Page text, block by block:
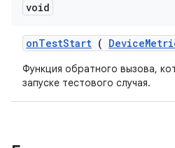
void
onTestStart ( Device
Функция обратного вызова,
запуске тестового случая.